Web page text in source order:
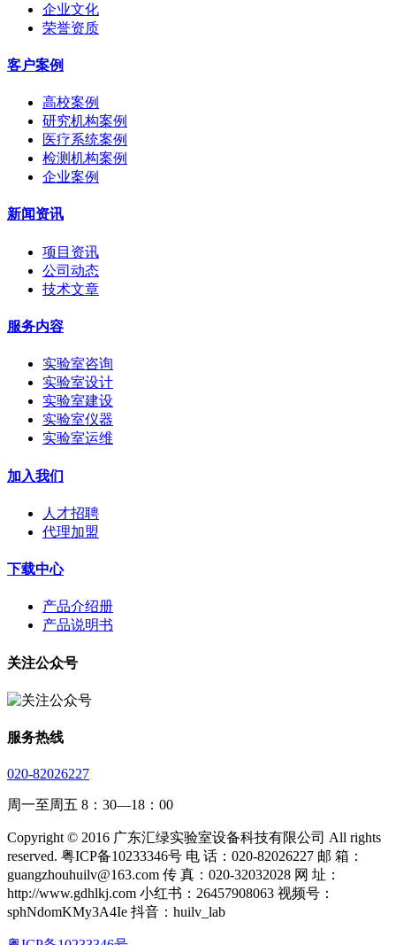
企业文化
荣誉资质
客户案例
高校案例
研究机构案例
医疗系统案例
检测机构案例
企业案例
新闻资讯
项目资讯
公司动态
技术文章
服务内容
实验室咨询
实验室设计
实验室建设
实验室仪器
实验室运维
加入我们
人才招聘
代理加盟
下载中心
产品介绍册
产品说明书
关注公众号
服务热线
020-82026227
周一至周五 8：30—18：00
Copyright © 2016 广东汇绿实验室设备科技有限公司 All rights
reserved. 粤ICP备10233346号 电 话：020-82026227 邮 箱：
guangzhouhuilv@163.com 传 真：020-32032028 网 址：
http://www.gdhlkj.com 小红书：26457908063 视频号：
sphNdomKMy3A4Ie 抖音：huilv_lab